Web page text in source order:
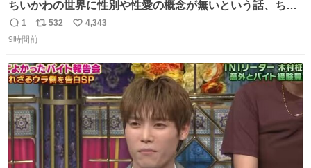
ちいかわの世界に性別や性愛の概念が無いという話、ちい
かわタロットでも恋人・女帝・女教皇あたりは性別を意識
させないように描かれてるんだよね。かなり徹底している
返
信
1
リ
ポ
ト
数
532
い
数
4,343
9時間前